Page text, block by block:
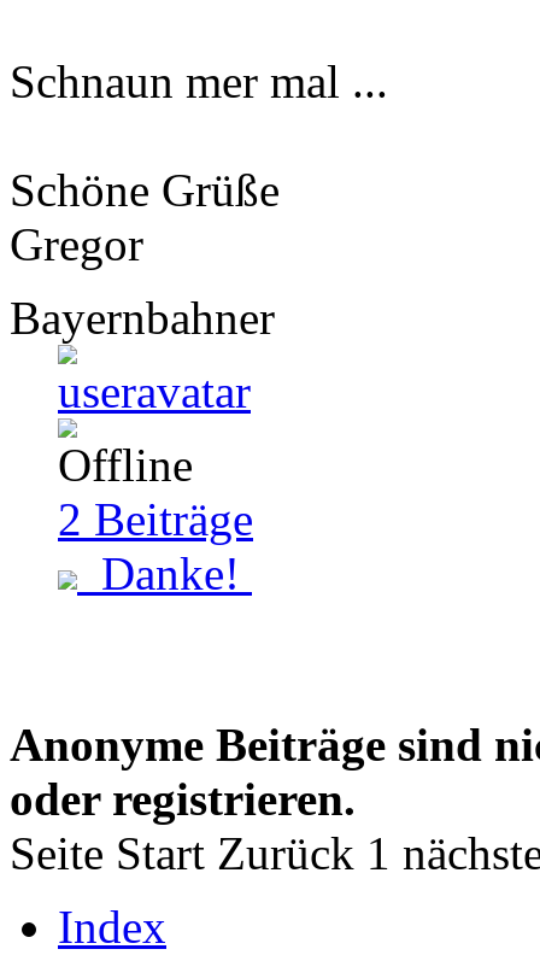
Schnaun mer mal ...
Schöne Grüße
Gregor
Bayernbahner
2 Beiträge
Danke!
Anonyme Beiträge sind
oder registrieren.
Seite Start Zurück 1
Index